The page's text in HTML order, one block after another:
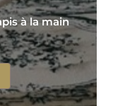
à la main